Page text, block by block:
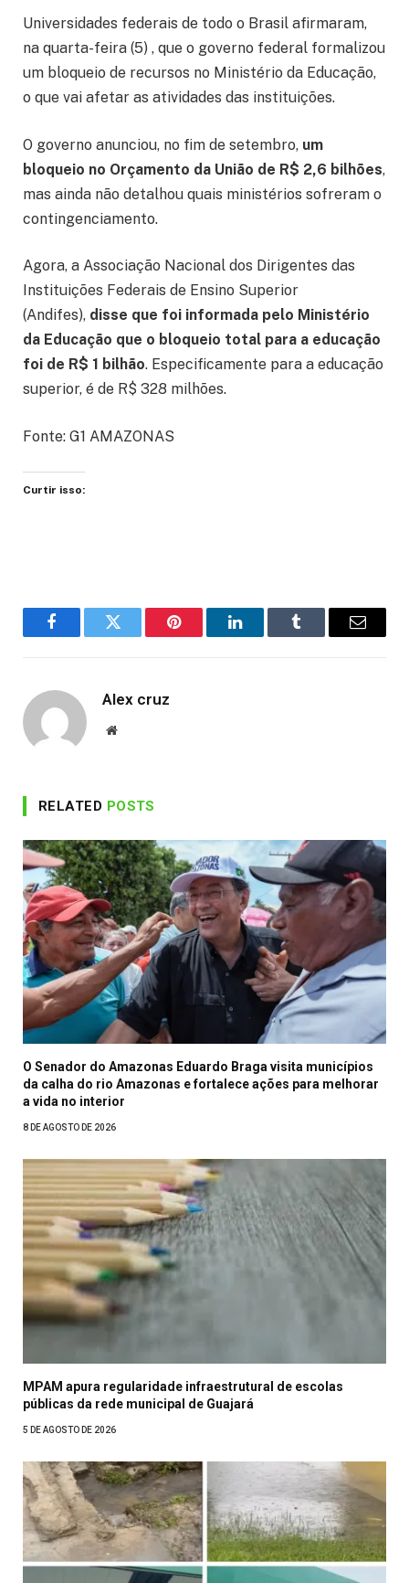
Universidades federais de todo o Brasil afirmaram,
na quarta-feira (5) , que o governo federal formalizou
um bloqueio de recursos no Ministério da Educação,
o que vai afetar as atividades das instituições.
O governo anunciou, no fim de setembro, um
bloqueio no Orçamento da União de R$ 2,6 bilhões,
mas ainda não detalhou quais ministérios sofreram o
contingenciamento.
Agora, a Associação Nacional dos Dirigentes das
Instituições Federais de Ensino Superior
(Andifes), disse que foi informada pelo Ministério
da Educação que o bloqueio total para a educação
foi de R$ 1 bilhão. Especificamente para a educação
superior, é de R$ 328 milhões.
Fonte: G1 AMAZONAS
Curtir isso:
FacebookTwitter Pinterest LinkedInTumblr Email
Alex cruz
Website
RELATED POSTS
O Senador do Amazonas Eduardo Braga visita municípios
da calha do rio Amazonas e fortalece ações para melhorar
a vida no interior
8 DE AGOSTO DE 2026
MPAM apura regularidade infraestrutural de escolas
públicas da rede municipal de Guajará
5 DE AGOSTO DE 2026